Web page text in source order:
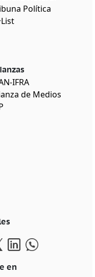
Política
IFRA
de Medios
en